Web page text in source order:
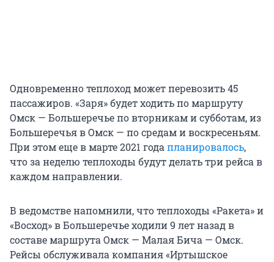
Одновременно теплоход может перевозить 45
пассажиров. «Заря» будет ходить по маршруту
Омск — Большеречье по вторникам и субботам, из
Большеречья в Омск — по средам и воскресеньям.
При этом еще в марте 2021 годапланировалось,
что за неделю теплоходы будут делать три рейса в
каждом направлении.
В ведомстве напомнили, что теплоходы «Ракета» и
«Восход» в Большеречье ходили 9 лет назад в
составе маршрута Омск — Малая Бича — Омск.
Рейсы обслуживала компания «Иртышское